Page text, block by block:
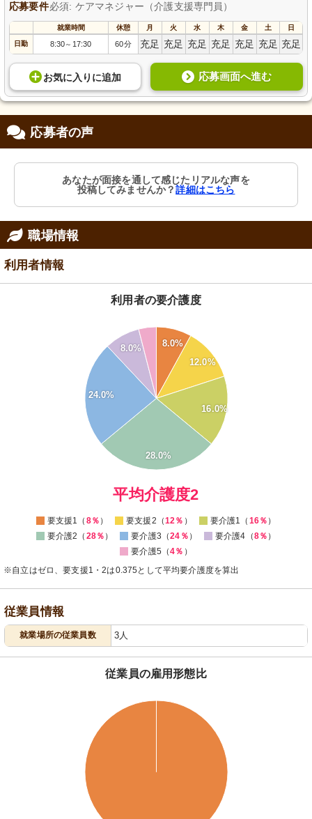
応募要件必須: ケアマネジャー（介護支援専門員）
就業時間 休憩 月 火 水 木 金 土 日
日勤 8:30～ 17:30 60分 充足 充足 充足 充足 充足 充足 充足
お気に入り に追加 応募画面へ進む
応募者の声
あなたが面接を通して感じたリアルな声を
投稿してみませんか？詳細はこちら
職場情報
利用者情報
利用者の要介護度
8.0%
12.0%
16.0%
28.0%
24.0%
8.0%
0
平均介護度2
要支援1（ 8％ ） 要支援2（12％ ） 要介護1（ 16％ ）
要介護2（ 28％ ） 要介護3（24％ ） 要介護4（8％ ）
要介護5（4％ ）
※自立はゼロ、要支援1・2は0.375として平均要介護度を算出
従業員情報
就業場所の従業員数 3人
従業員の雇用形態比